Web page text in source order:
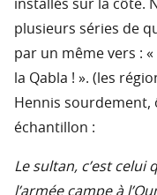
installés sur la côte.
plusieurs séries de
par un même vers :
la Qabla ! ». (les
Hennis sourdement,
échantillon :
Le sultan, c’est celui
l’armée campe à